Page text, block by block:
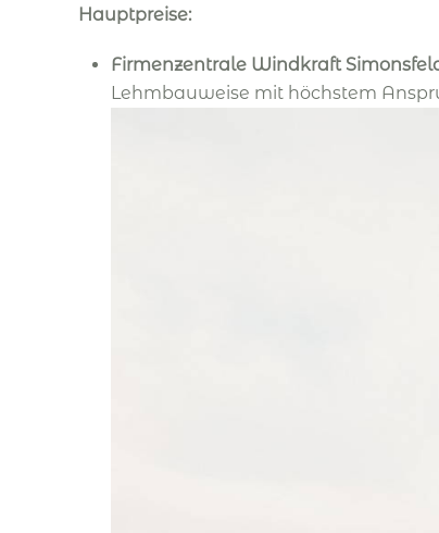
Hauptpreise:
Firmenzentrale Windkraft
Lehmbauweise mit höchstem